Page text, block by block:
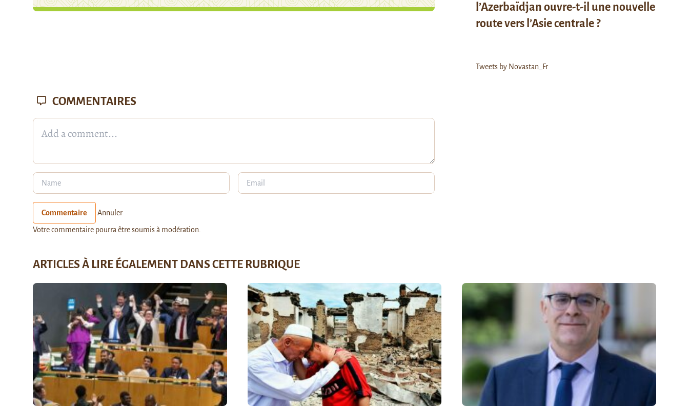
l’Azerbaïdjan ouvre-t-il une nouvelle
route vers l’Asie centrale ?
Tweets by Novastan_Fr
COMMENTAIRES
Commentaire Annuler
Votre commentaire pourra être soumis à modération.
ARTICLES À LIRE ÉGALEMENT DANS CETTE RUBRIQUE